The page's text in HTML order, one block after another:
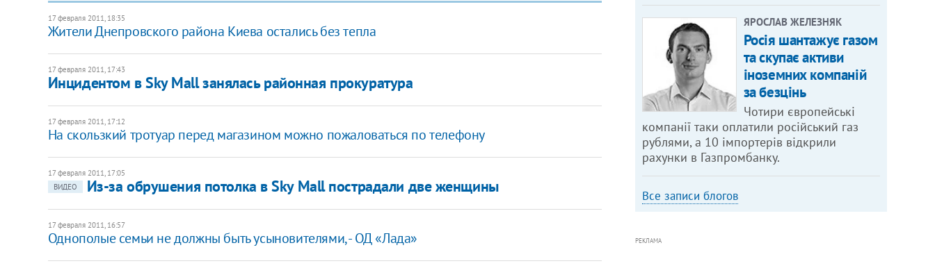
17 февраля 2011, 18:35
Жители Днепровского района Киева остались без тепла
17 февраля 2011, 17:43
Инцидентом в Sky Mall занялась районная прокуратура
17 февраля 2011, 17:12
На скользкий тротуар перед магазином можно пожаловаться по телефону
17 февраля 2011, 17:05
ВИДЕО
Из-за обрушения потолка в Sky Mall пострадали две женщины
17 февраля 2011, 16:57
Однополые семьи не должны быть усыновителями, - ОД «Лада»
ЯРОСЛАВ ЖЕЛЕЗНЯК
Росія шантажує газом
та скупає активи
іноземних компаній
за безцінь
Чотири європейські
компанії таки оплатили російський газ
рублями, а 10 імпортерів відкрили
рахунки в Газпромбанку.
Все записи блогов
РЕКЛАМА